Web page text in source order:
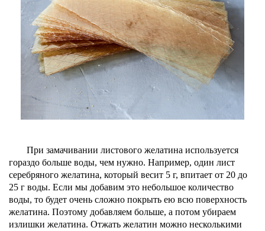
При замачивании листового желатина используется
гораздо больше воды, чем нужно. Например, один лист
серебряного желатина, который весит 5 г, впитает от 20 до
25 г воды. Если мы добавим это небольшое количество
воды, то будет очень сложно покрыть ею всю поверхность
желатина. Поэтому добавляем больше, а потом убираем
излишки желатина. Отжать желатин можно несколькими